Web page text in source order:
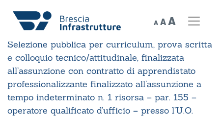
A
Decrease
font
A Reset
size.
A Increase
size.
Home»Bandi ricerca del personale chiusi
Selezione pubblica per curriculum, prova scritta
e colloquio tecnico/attitudinale, finalizzata
all’assunzione con contratto di apprendistato
professionalizzante finalizzato all’assunzione a
tempo indeterminato n. 1 risorsa – par. 155 –
operatore qualificato d’ufficio – presso l’U.O.